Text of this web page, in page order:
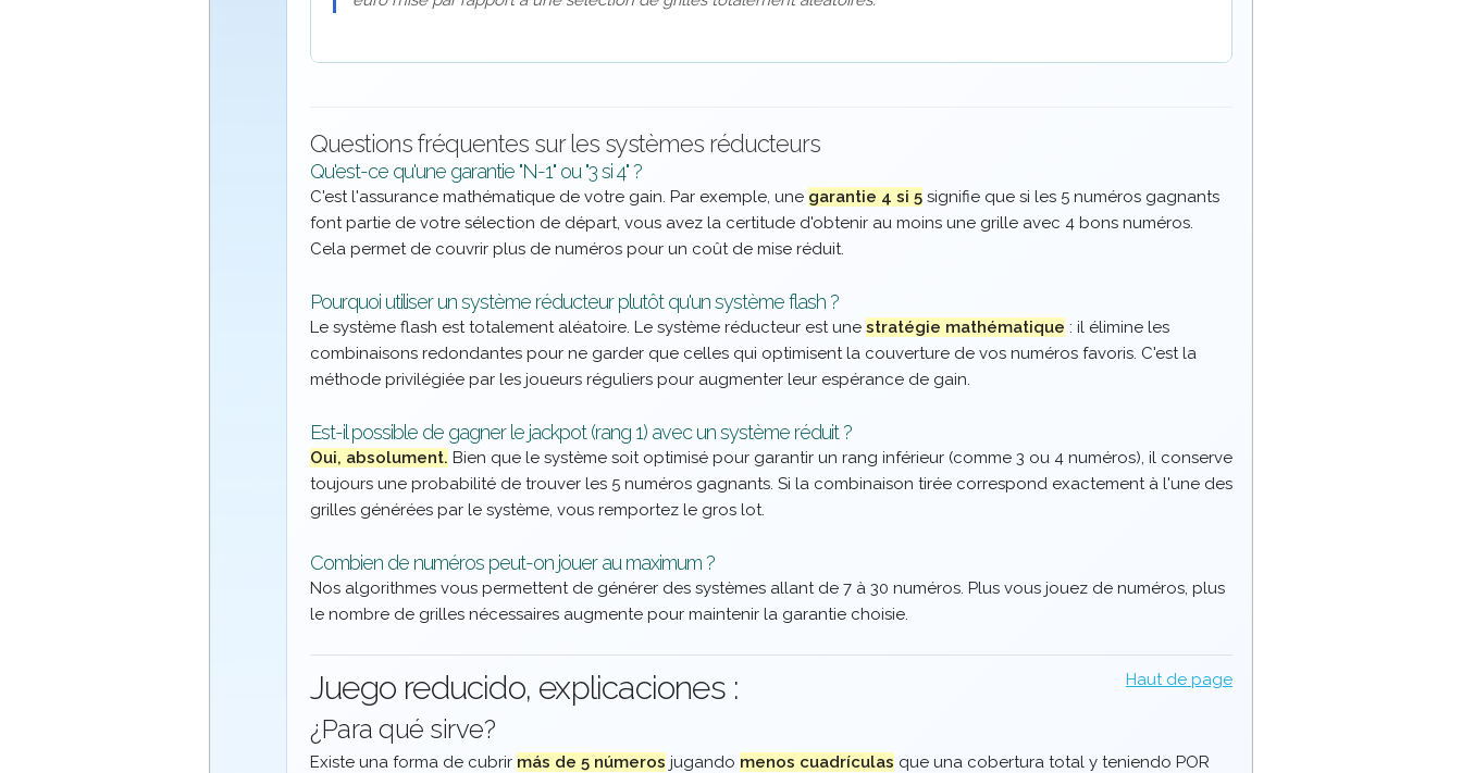
Questions fréquentes sur les systèmes réducteurs
Qu'est-ce qu'une garantie "N-1" ou "3 si 4" ?
C'est l'assurance mathématique de votre gain. Par exemple, une garantie 4 si 5 signifie que si les 5 numéros gagnants
font partie de votre sélection de départ, vous avez la certitude d'obtenir au moins une grille avec 4 bons numéros.
Cela permet de couvrir plus de numéros pour un coût de mise réduit.
Pourquoi utiliser un système réducteur plutôt qu'un système flash ?
Le système flash est totalement aléatoire. Le système réducteur est une stratégie mathématique : il élimine les
combinaisons redondantes pour ne garder que celles qui optimisent la couverture de vos numéros favoris. C'est la
méthode privilégiée par les joueurs réguliers pour augmenter leur espérance de gain.
Est-il possible de gagner le jackpot (rang 1) avec un système réduit ?
Oui, absolument. Bien que le système soit optimisé pour garantir un rang inférieur (comme 3 ou 4 numéros), il conserve
toujours une probabilité de trouver les 5 numéros gagnants. Si la combinaison tirée correspond exactement à l'une des
grilles générées par le système, vous remportez le gros lot.
Combien de numéros peut-on jouer au maximum ?
Nos algorithmes vous permettent de générer des systèmes allant de 7 à 30 numéros. Plus vous jouez de numéros, plus
le nombre de grilles nécessaires augmente pour maintenir la garantie choisie.
Haut de page
Juego reducido, explicaciones :
¿Para qué sirve?
Existe una forma de cubrir más de 5 números jugando menos cuadrículas que una cobertura total y teniendo POR